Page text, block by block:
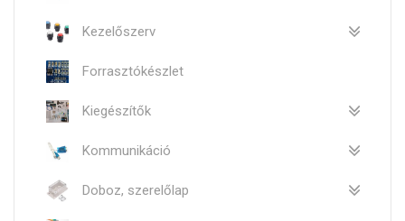
Kezelőszerv
Forrasztókészlet
Kiegészítők
Kommunikáció
Doboz, szerelőlap